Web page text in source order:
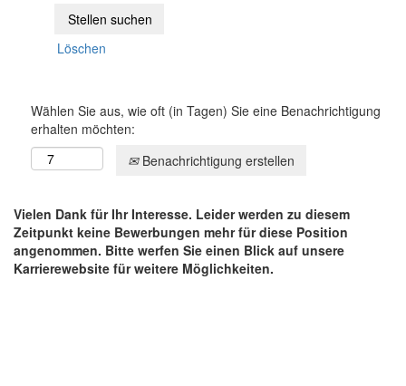
Löschen
Wählen Sie aus, wie oft (in Tagen) Sie eine Benachrichtigung
erhalten möchten:
Benachrichtigung erstellen
Vielen Dank für Ihr Interesse. Leider werden zu diesem
Zeitpunkt keine Bewerbungen mehr für diese Position
angenommen. Bitte werfen Sie einen Blick auf unsere
Karrierewebsite für weitere Möglichkeiten.